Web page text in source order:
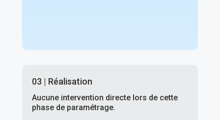
03 | Réalisation
Aucune intervention directe lors de cette
phase de paramétrage.